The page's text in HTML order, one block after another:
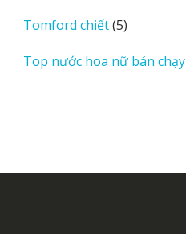
Tomford chiết 55
phẩm
Top nước hoa nữ bán chạy